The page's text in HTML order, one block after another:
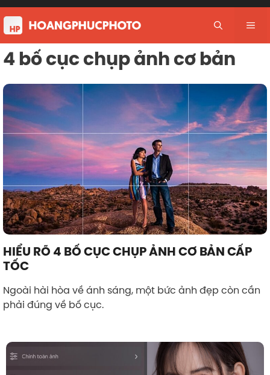
Skip
to
content
4 bố cục chụp ảnh cơ bản
HIỂU RÕ 4 BỐ CỤC CHỤP ẢNH CƠ BẢN CẤP
TỐC
Ngoài hài hòa về ánh sáng, một bức ảnh đẹp còn cần
phải đúng về bố cục.